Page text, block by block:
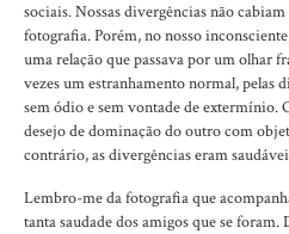
sociais. Nossas divergências não
fotografia. Porém, no nosso
uma relação que passava por um olhar
vezes um estranhamento normal, pelas
sem ódio e sem vontade de extermínio.
desejo de dominação do outro com
contrário, as divergências eram
Lembro-me da fotografia que
tanta saudade dos amigos que se